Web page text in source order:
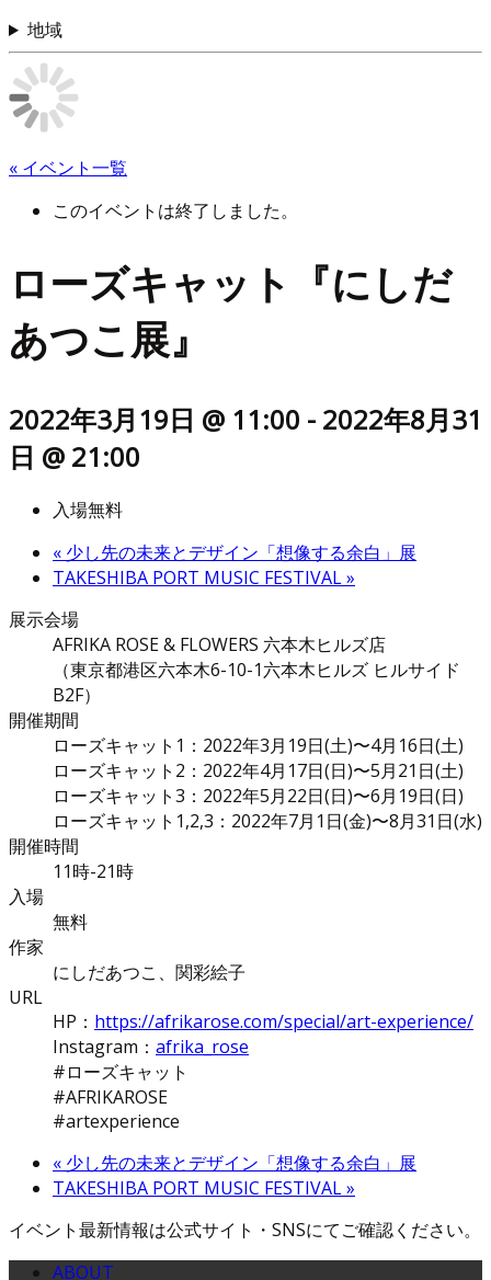
地域
« イベント一覧
このイベントは終了しました。
ローズキャット『にしだ
あつこ展』
2022年3月19日 @ 11:00 - 2022年8月31
日 @ 21:00
入場無料
« 少し先の未来とデザイン「想像する余白」展
TAKESHIBA PORT MUSIC FESTIVAL»
展示会場
AFRIKA ROSE & FLOWERS 六本木ヒルズ店
（東京都港区六本木6-10-1六本木ヒルズ ヒルサイド
B2F）
開催期間
ローズキャット1：2022年3月19日(土)〜4月16日(土)
ローズキャット2：2022年4月17日(日)〜5月21日(土)
ローズキャット3：2022年5月22日(日)〜6月19日(日)
ローズキャット1,2,3：2022年7月1日(金)〜8月31日(水)
開催時間
11時-21時
入場
無料
作家
にしだあつこ、関彩絵子
URL
HP： https://afrikarose.com/special/art-experience/
Instagram： afrika_rose
#ローズキャット
#AFRIKAROSE
#artexperience
« 少し先の未来とデザイン「想像する余白」展
TAKESHIBA PORT MUSIC FESTIVAL»
イベント最新情報は公式サイト・SNSにてご確認ください。
ABOUT